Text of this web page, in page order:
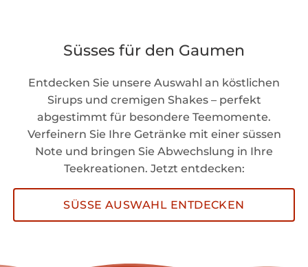
Süsses für den Gaumen
Entdecken Sie unsere Auswahl an köstlichen
Sirups und cremigen Shakes – perfekt
abgestimmt für besondere Teemomente.
Verfeinern Sie Ihre Getränke mit einer süssen
Note und bringen Sie Abwechslung in Ihre
Teekreationen. Jetzt entdecken:
SÜSSE AUSWAHL ENTDECKEN